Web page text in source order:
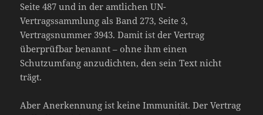
Seite 487 und in der amtlichen UN-
Vertragssammlung als Band 273, Seite 3,
Vertragsnummer 3943. Damit ist der Vertrag
überprüfbar benannt – ohne ihm einen
Schutzumfang anzudichten, den sein Text nicht
trägt.
Aber Anerkennung ist keine Immunität. Der Vertrag